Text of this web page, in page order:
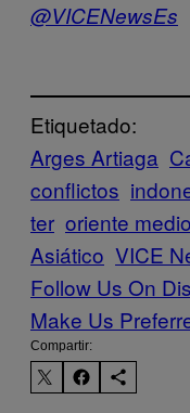
@VICENewsEs
Etiquetado:
Arges Artiaga
conflictos
ter oriente medio
Asiático VICE
Follow Us On
Make Us
Compartir: